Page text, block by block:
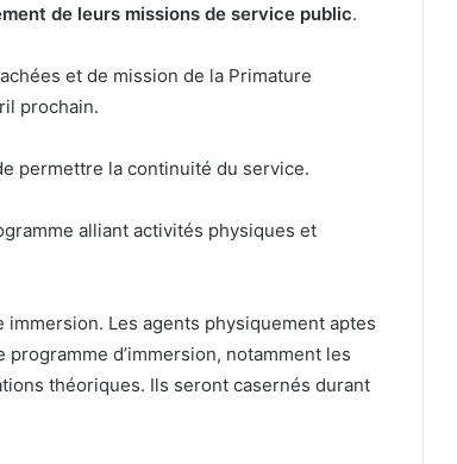
de leurs missions de service public.
et de mission de la Primature
prochain.
permettre la continuité du service.
alliant activités physiques et
Les agents physiquement aptes
d’immersion, notamment les
théoriques. Ils seront casernés durant